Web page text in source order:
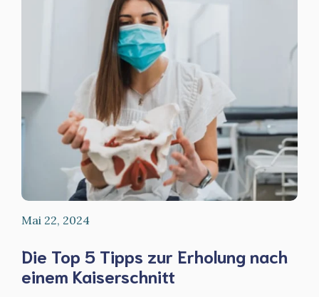
Mai 22, 2024
Die Top 5 Tipps zur Erholung nach
einem Kaiserschnitt